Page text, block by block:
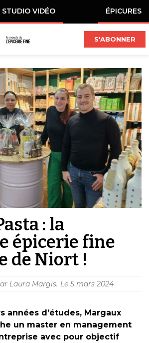
STUDIO VIDÉO ÉPICURES
S'ABONNER
: la
épicerie fine
de Niort !
Laura Margis. Le 5 mars 2024
années d’études, Margaux
un master en management
avec pour objectif